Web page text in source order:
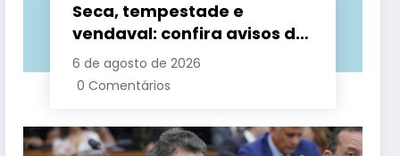
Seca, tempestade e
vendaval: confira avisos do
Inmet para esta quinta
6 de agosto de 2026
0 Comentários